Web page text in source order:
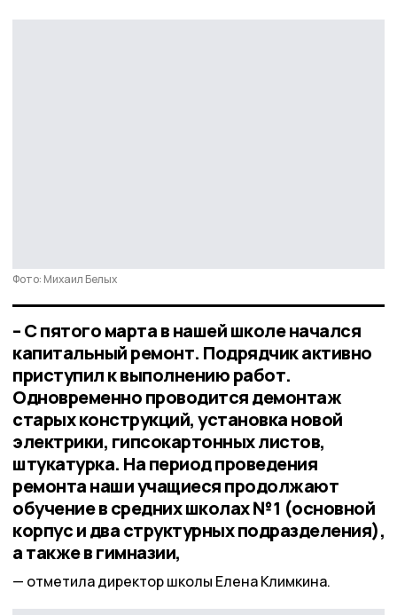
Фото: Михаил Белых
– С пятого марта в нашей школе начался
капитальный ремонт. Подрядчик активно
приступил к выполнению работ.
Одновременно проводится демонтаж
старых конструкций, установка новой
электрики, гипсокартонных листов,
штукатурка. На период проведения
ремонта наши учащиеся продолжают
обучение в средних школах №1 (основной
корпус и два структурных подразделения),
а также в гимназии,
отметила директор школы Елена Климкина.